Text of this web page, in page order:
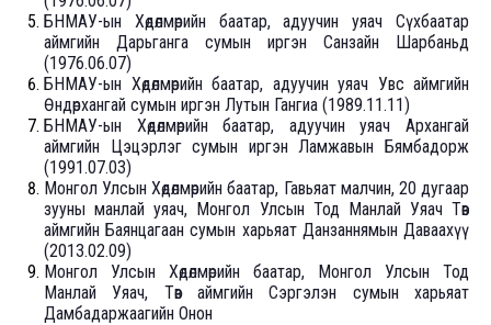
БНМАУ-ын Хөдөлмөрийн баатар, адуучин уяач Сүхбаатар
аймгийн Дарьганга сумын иргэн Санзайн Шарбаньд
(1976.06.07)
БНМАУ-ын Хөдөлмөрийн баатар, адуучин уяач Увс аймгийн
Өндөрхангай сумын иргэн Лутын Гангиа (1989.11.11)
БНМАУ-ын Хөдөлмөрийн баатар, адуучин уяач Архангай
аймгийн Цэцэрлэг сумын иргэн Ламжавын Бямбадорж
(1991.07.03)
Монгол Улсын Хөдөлмөрийн баатар, Гавьяат малчин, 20 дугаар
зууны манлай уяач, Монгол Улсын Тод Манлай Уяач Төв
аймгийн Баянцагаан сумын харьяат Данзаннямын Даваахүү
(2013.02.09)
Монгол Улсын Хөдөлмөрийн баатар, Монгол Улсын Тод
Манлай Уяач, Төв аймгийн Сэргэлэн сумын харьяат
Дамбадаржаагийн Онон